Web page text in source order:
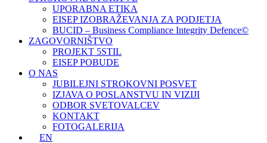
UPORABNA ETIKA
EISEP IZOBRAŽEVANJA ZA PODJETJA
BUCID – Business Compliance Integrity Defence©
ZAGOVORNIŠTVO
PROJEKT 5STIL
EISEP POBUDE
O NAS
JUBILEJNI STROKOVNI POSVET
IZJAVA O POSLANSTVU IN VIZIJI
ODBOR SVETOVALCEV
KONTAKT
FOTOGALERIJA
EN